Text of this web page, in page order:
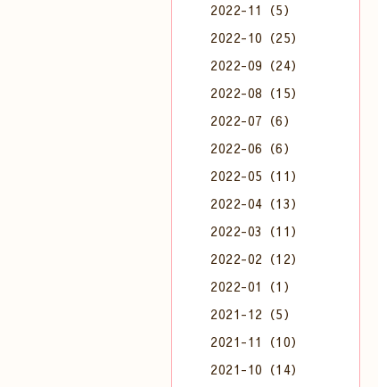
2022-11（5）
2022-10（25）
2022-09（24）
2022-08（15）
2022-07（6）
2022-06（6）
2022-05（11）
2022-04（13）
2022-03（11）
2022-02（12）
2022-01（1）
2021-12（5）
2021-11（10）
2021-10（14）